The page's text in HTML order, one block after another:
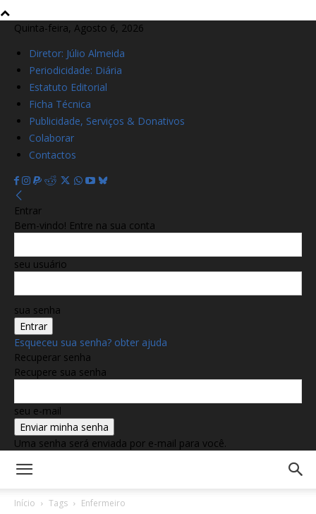
Quinta-feira, Agosto 6, 2026
Diretor: Júlio Almeida
Periodicidade: Diária
Estatuto Editorial
Ficha Técnica
Publicidade, Serviços & Donativos
Colaborar
Contactos
Entrar
Bem-vindo! Entre na sua conta
seu usuário
sua senha
Esqueceu sua senha? obter ajuda
Recuperar senha
Recupere sua senha
seu e-mail
Uma senha será enviada por e-mail para você.
Início Tags Enfermeiro